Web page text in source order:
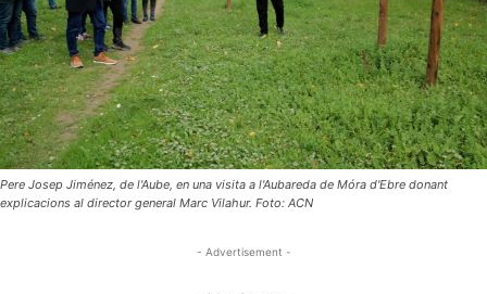
Pere Josep Jiménez, de l'Aube, en una visita a l'Aubareda de Móra d'Ebre donant
explicacions al director general Marc Vilahur. Foto: ACN
- Advertisement -